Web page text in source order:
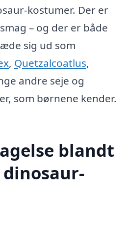
kostumer. Der er
– og der er både
sig ud som
, Quetzalcoatlus,
andre seje og
som børnene kender.
blandt